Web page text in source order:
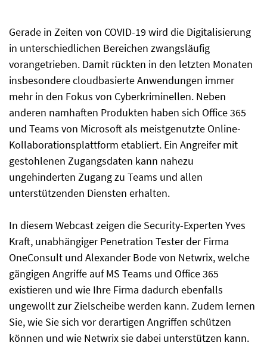
Gerade in Zeiten von COVID-19 wird die Digitalisierung
in unterschiedlichen Bereichen zwangsläufig
vorangetrieben. Damit rückten in den letzten Monaten
insbesondere cloudbasierte Anwendungen immer
mehr in den Fokus von Cyberkriminellen. Neben
anderen namhaften Produkten haben sich Office 365
und Teams von Microsoft als meistgenutzte Online-
Kollaborationsplattform etabliert. Ein Angreifer mit
gestohlenen Zugangsdaten kann nahezu
ungehinderten Zugang zu Teams und allen
unterstützenden Diensten erhalten.
In diesem Webcastzeigen die Security-Experten Yves
Kraft, unabhängiger Penetration Tester der Firma
OneConsult und Alexander Bode von Netwrix, welche
gängigen Angriffe auf MS Teams und Office 365
existieren und wie Ihre Firma dadurch ebenfalls
ungewollt zur Zielscheibe werden kann. Zudem lernen
Sie, wie Sie sich vor derartigen Angriffen schützen
können und wie Netwrixsie dabei unterstützen kann.